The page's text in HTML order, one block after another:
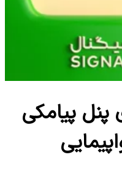
پنل پیامکی